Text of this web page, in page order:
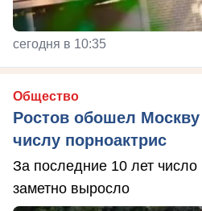
сегодня в 10:35
Общество
Ростов обошел Москву
числу порноактрис
За последние 10 лет
заметно выросло